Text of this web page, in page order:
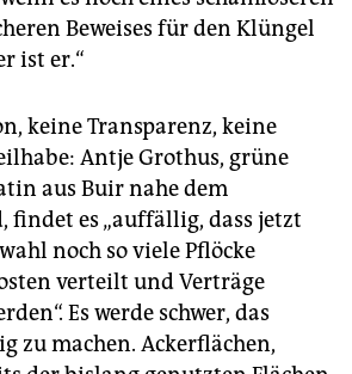
Beweises für den Klüngel
ist er.“
keine Transparenz, keine
Antje Grothus, grüne
aus Buir nahe dem
findet es „auffällig, dass jetzt
noch so viele Pflöcke
verteilt und Verträge
Es werde schwer, das
zu machen. Ackerflächen,